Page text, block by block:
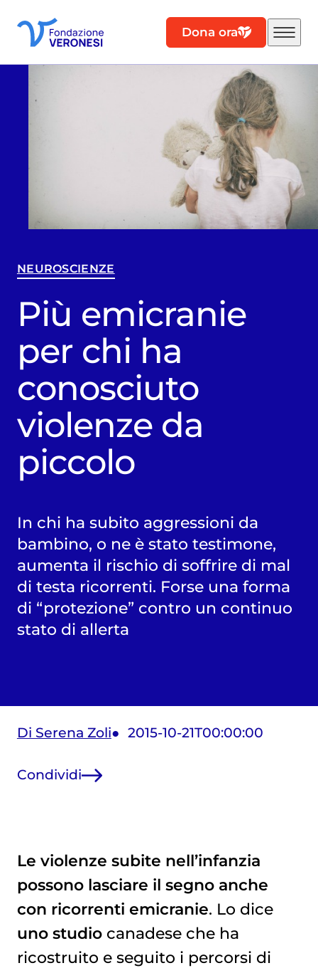
Dona ora
NEUROSCIENZE
Più emicranie
per chi ha
conosciuto
violenze da
piccolo
In chi ha subito aggressioni da
bambino, o ne è stato testimone,
aumenta il rischio di soffrire di mal
di testa ricorrenti. Forse una forma
di “protezione” contro un continuo
stato di allerta
Di Serena Zoli 2015-10-21T00:00:00
Condividi
Le violenze subite nell’infanzia
possono lasciare il segno anche
con ricorrenti emicranie. Lo dice
uno studiocanadese che ha
ricostruito e seguito i percorsi di